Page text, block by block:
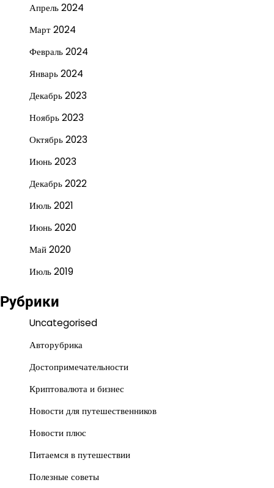
Апрель 2024
Март 2024
Февраль 2024
Январь 2024
Декабрь 2023
Ноябрь 2023
Октябрь 2023
Июнь 2023
Декабрь 2022
Июль 2021
Июнь 2020
Май 2020
Июль 2019
Рубрики
Uncategorised
Авторубрика
Достопримечательности
Криптовалюта и бизнес
Новости для путешественников
Новости плюс
Питаемся в путешествии
Полезные советы